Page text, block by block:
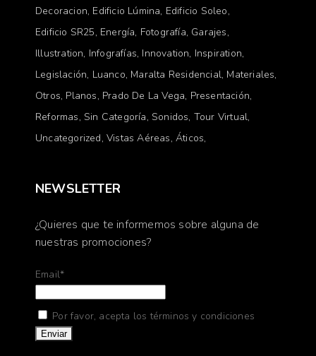
Decoracion Edificio Lúmina Edificio Soleo
Edificio SR25 Energía Fotografía Garajes
Illustration Infografías Innovation Inspiration
Legislación Luanco Maralta Residencial Materiales
Otros Planos Prado De La Vega Presentación
Reformas Sin Categoría Sonidos Tour Virtual
Uncategorized Vistas Aéreas Áticos
NEWSLETTER
¿Quieres que te informemos sobre alguna de
nuestras promociones?
Email*
Por favor, acepta los términos y condiciones